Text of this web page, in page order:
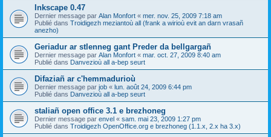
Inkscape 0.47
Dernier message par Alan Monfort « mer. nov. 25, 2009 7:18 am
Publié dans Troidigezh meziantoù all (frank a wirioù evit an darn vrasañ
anezho)
Geriadur ar stlenneg gant Preder da bellgargañ
Dernier message par Alan Monfort « mar. oct. 27, 2009 8:40 am
Publié dans Danvezioù all a-bep seurt
Difaziañ ar c'hemmadurioù
Dernier message par job « lun. août 24, 2009 6:44 pm
Publié dans Danvezioù all a-bep seurt
staliañ open office 3.1 e brezhoneg
Dernier message par envel « sam. mai 23, 2009 1:27 pm
Publié dans Troidigezh OpenOffice.org e brezhoneg (1.1.x, 2.x ha 3.x)